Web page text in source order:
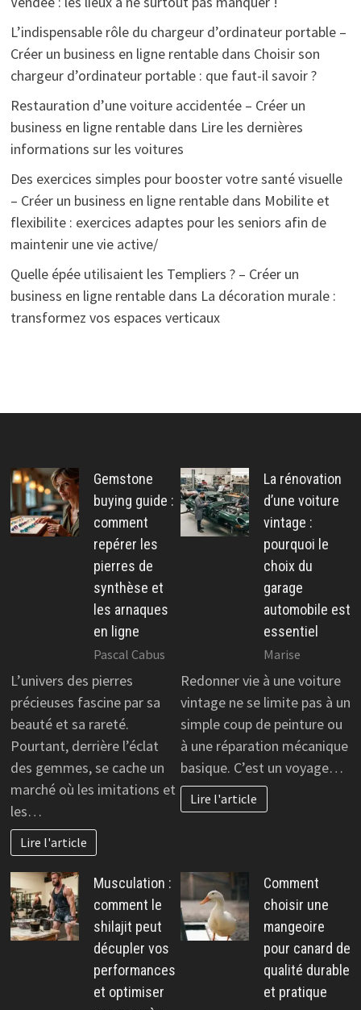
L’indispensable rôle du chargeur d’ordinateur portable –
Créer un business en ligne rentabledans Choisir son
chargeur d’ordinateur portable : que faut-il savoir ?
Restauration d’une voiture accidentée – Créer un
business en ligne rentabledans Lire les dernières
informations sur les voitures
Des exercices simples pour booster votre santé visuelle
– Créer un business en ligne rentabledans Mobilite et
flexibilite : exercices adaptes pour les seniors afin de
maintenir une vie active/
Quelle épée utilisaient les Templiers ? – Créer un
business en ligne rentabledans La décoration murale :
transformez vos espaces verticaux
Gemstone
buying guide :
comment
repérer les
pierres de
synthèse et
les arnaques
en ligne
Pascal Cabus
L’univers des pierres
précieuses fascine par sa
beauté et sa rareté.
Pourtant, derrière l’éclat
des gemmes, se cache un
marché où les imitations et
les…
Lire l'article
La rénovation
d’une voiture
vintage :
pourquoi le
choix du
garage
automobile est
essentiel
Marise
Redonner vie à une voiture
vintage ne se limite pas à un
simple coup de peinture ou
à une réparation mécanique
basique. C’est un voyage…
Lire l'article
Musculation :
comment le
shilajit peut
décupler vos
performances
et optimiser
Comment
choisir une
mangeoire
pour canard de
qualité durable
et pratique